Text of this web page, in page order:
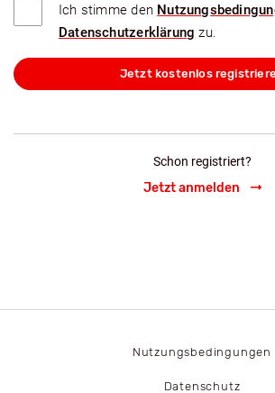
Ich stimme den
Datenschutzerklärung zu.
Jetzt kostenlos
Schon registriert?
Jetzt anmelden
Nutzungsbedingungen
Datenschutz